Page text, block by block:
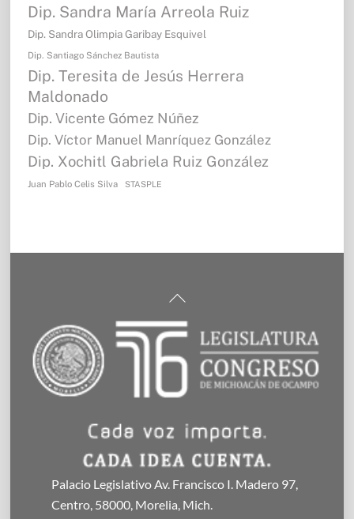
Dip. Sandra María Arreola Ruiz
Dip. Sandra Olimpia Garibay Esquivel
Dip. Santiago Sánchez Bautista
Dip. Teresita de Jesús Herrera
Maldonado
Dip. Vicente Gómez Núñez
Dip. Víctor Manuel Manríquez González
Dip. Xochitl Gabriela Ruiz González
Juan Pablo Celis Silva STASPLE
Back
Top
Palacio Legislativo Av. Francisco I. Madero 97,
Centro, 58000, Morelia, Mich.